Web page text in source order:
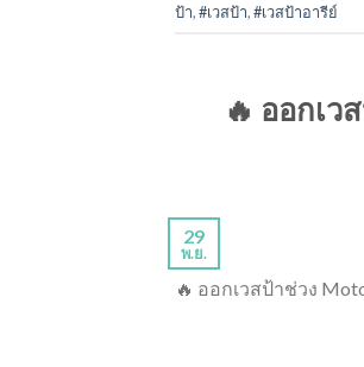
ป้า,#เวสป้า,#เวสป้าอารีย์
🔥 ออกเ
29
พ.ย.
🔥 ออกเวสป้าช่วง